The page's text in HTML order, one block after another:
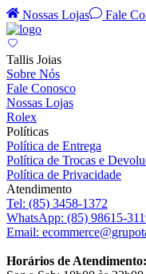
Nossas Lojas Fale
Tallis Joias
Sobre Nós
Fale Conosco
Nossas Lojas
Rolex
Políticas
Política de Entrega
Política de Trocas e
Política de Privacidade
Atendimento
Tel: (85) 3458-1372
WhatsApp: (85) 98615-
Email:
Horários de Atendimento: